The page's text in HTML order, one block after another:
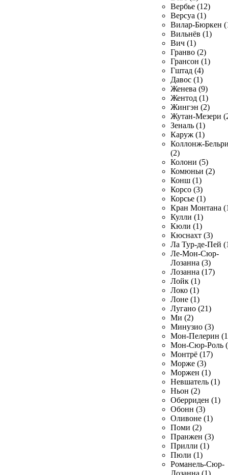
Вербье (12)
Версуа (1)
Вилар-Бюркен
Вильнёв (1)
Вич (1)
Гранво (2)
Грансон (1)
Гштад (4)
Давос (1)
Женева (9)
Жентод (1)
Жингэн (2)
Жутан-Мезери
Зеналь (1)
Каруж (1)
Коллонж-
(2)
Колони (5)
Комюньи (2)
Конш (1)
Корсо (3)
Корсье (1)
Кран Монтана
Кулли (1)
Кюли (1)
Кюснахт (3)
Ла Тур-де-Пей
Ле-Мон-Сюр-
Лозанна (3)
Лозанна (17)
Лойк (1)
Локо (1)
Лоне (1)
Лугано (21)
Ми (2)
Минузио (3)
Мон-Пелерин
Мон-Сюр-Роль
Монтрё (17)
Морже (3)
Моржен (1)
Невшатель (1)
Ньон (2)
Оберриден (1)
Обонн (3)
Оливоне (1)
Поми (2)
Пранжен (3)
Прилли (1)
Пюли (1)
Романель-Сюр-
Лозанна (1)